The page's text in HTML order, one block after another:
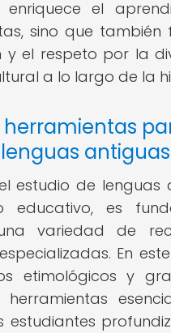
el
sino que también
y el respeto por la
a lo largo de la
herramientas
antiguas
estudio de lenguas
es
variedad de
En
etimológicos y
herramientas
estudiantes